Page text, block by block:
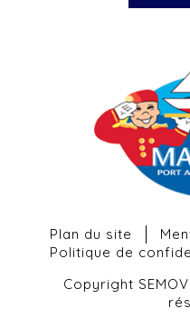
Plan du site
Politique de
Copyright